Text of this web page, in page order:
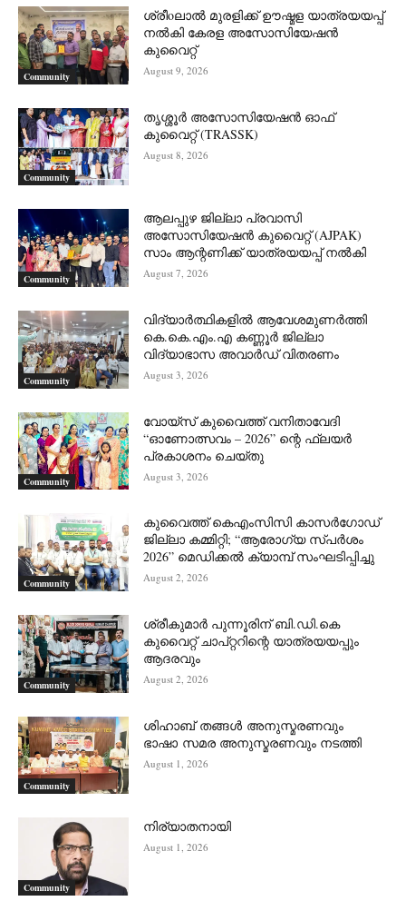
Community
ശ്രീoലാൽ മുരളിക്ക് ഊഷ്മള യാത്രയയപ്പ്
നൽകി കേരള അസോസിയേഷൻ
കുവൈറ്റ്
August 9, 2026
Community
തൃശ്ശൂർ അസോസിയേഷൻ ഓഫ്
കുവൈറ്റ്‌ (TRASSK)
August 8, 2026
Community
ആലപ്പുഴ ജില്ലാ പ്രവാസി
അസോസിയേഷൻ കുവൈറ്റ് (AJPAK)
സാം ആന്റണിക്ക് യാത്രയയപ്പ് നൽകി
August 7, 2026
Community
വിദ്യാർത്ഥികളിൽ ആവേശമുണർത്തി
കെ.കെ.എം.എ കണ്ണൂർ ജില്ലാ
വിദ്യാഭാസ അവാർഡ് വിതരണം
August 3, 2026
Community
വോയ്സ് കുവൈത്ത് വനിതാവേദി
“ഓണോത്സവം – 2026” ന്റെ ഫ്ലയർ
പ്രകാശനം ചെയ്തു
August 3, 2026
Community
കുവൈത്ത് കെഎംസിസി കാസർഗോഡ്
ജില്ലാ കമ്മിറ്റി; “ആരോഗ്യ സ്പർശം
2026” മെഡിക്കൽ ക്യാമ്പ് സംഘടിപ്പിച്ചു
August 2, 2026
Community
ശ്രീകുമാർ പുന്നൂരിന് ബി.ഡി.കെ
കുവൈറ്റ് ചാപ്റ്ററിന്റെ യാത്രയയപ്പും
ആദരവും
August 2, 2026
Community
ശിഹാബ് തങ്ങൾ അനുസ്മരണവും
ഭാഷാ സമര അനുസ്മരണവും നടത്തി
August 1, 2026
Community
നിര്യാതനായി
August 1, 2026